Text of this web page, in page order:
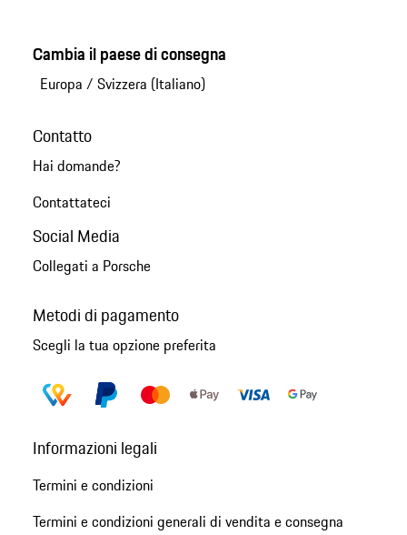
Cambia il paese di consegna
Europa / Svizzera (Italiano)
Contatto
Hai domande?
Contattateci
Social Media
Collegati a Porsche
Metodi di pagamento
Scegli la tua opzione preferita
Informazioni legali
Termini e condizioni
Termini e condizioni generali di vendita e consegna